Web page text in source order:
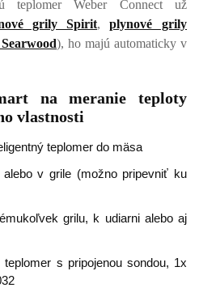
teplomer Weber Connect už
grily Spirit, plynové grily
), ho majú automaticky v
na meranie teploty
vlastnosti
teplomer do mäsa
v grile (možno pripevniť ku
grilu, k udiarni alebo aj
teplomer s pripojenou sondou, 1x